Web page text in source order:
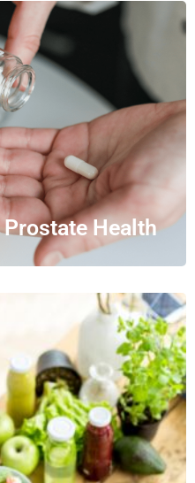
Prostate Health